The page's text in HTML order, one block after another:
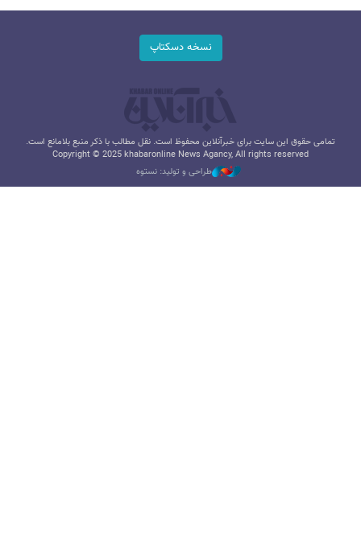
نسخه دسکتاپ
تمامی حقوق این سایت برای خبرآنلاین محفوظ است. نقل مطالب با ذکر منبع بلامانع است.
Copyright © 2025 khabaronline News Agancy, All rights reserved
طراحی و تولید: نستوه